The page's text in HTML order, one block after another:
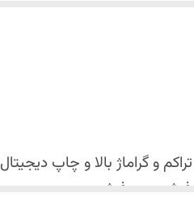
و گراماژ بالا و چاپ دیجیتال
روی فرش